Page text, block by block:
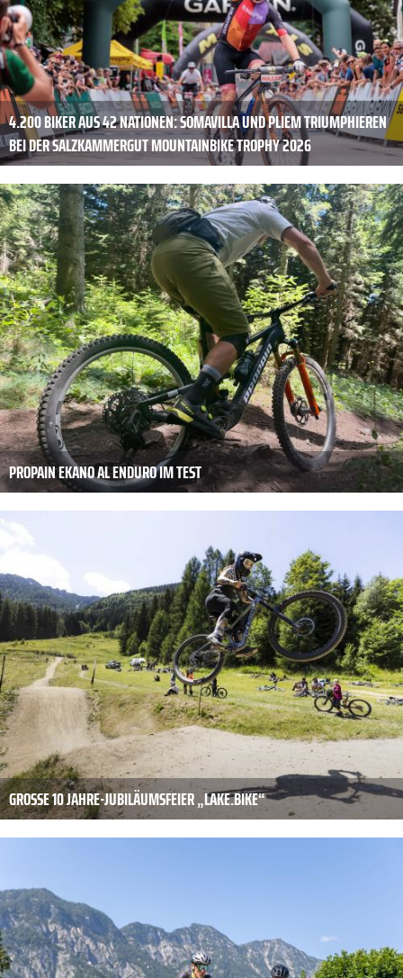
4.200 BIKER AUS 42 NATIONEN: SOMAVILLA UND PLIEM TRIUMPHIEREN
BEI DER SALZKAMMERGUT MOUNTAINBIKE TROPHY 2026
PROPAIN EKANO AL ENDURO IM TEST
GROSSE 10 JAHRE-JUBILÄUMSFEIER „LAKE.BIKE“